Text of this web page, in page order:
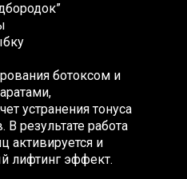
ботоксом и
устранения тонуса
результате работа
и
лифтинг эффект.